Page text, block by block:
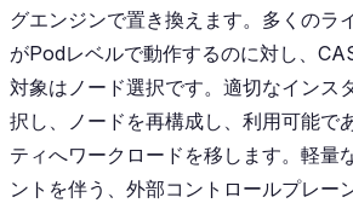
グエンジンで置き換えます。多くのラ
がPodレベルで動作するのに対し、
対象はノード選択です。適切なインス
択し、ノードを再構成し、利用可能で
ティへワークロードを移します。軽量
ントを伴う、外部コントロールプレー